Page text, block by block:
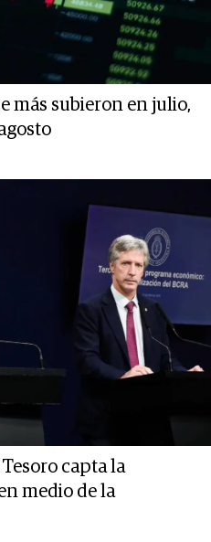
más subieron en julio,
capta la
medio de la